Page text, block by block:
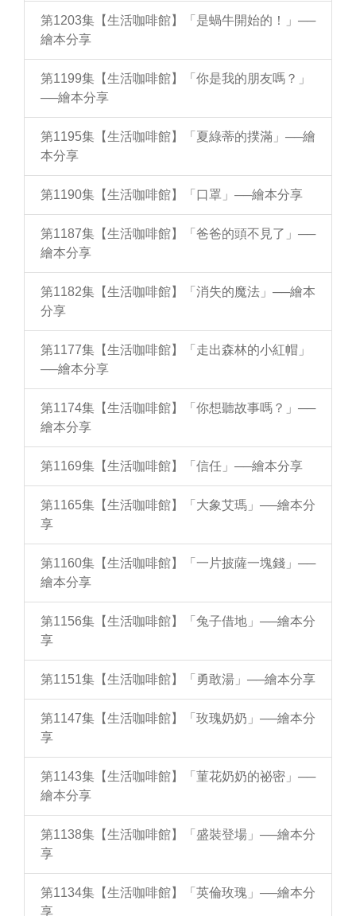
第1203集【生活咖啡館】「是蝸牛開始的！」──
繪本分享
第1199集【生活咖啡館】「你是我的朋友嗎？」
──繪本分享
第1195集【生活咖啡館】「夏綠蒂的撲滿」──繪
本分享
第1190集【生活咖啡館】「口罩」──繪本分享
第1187集【生活咖啡館】「爸爸的頭不見了」──
繪本分享
第1182集【生活咖啡館】「消失的魔法」──繪本
分享
第1177集【生活咖啡館】「走出森林的小紅帽」
──繪本分享
第1174集【生活咖啡館】「你想聽故事嗎？」──
繪本分享
第1169集【生活咖啡館】「信任」──繪本分享
第1165集【生活咖啡館】「大象艾瑪」──繪本分
享
第1160集【生活咖啡館】「一片披薩一塊錢」──
繪本分享
第1156集【生活咖啡館】「兔子借地」──繪本分
享
第1151集【生活咖啡館】「勇敢湯」──繪本分享
第1147集【生活咖啡館】「玫瑰奶奶」──繪本分
享
第1143集【生活咖啡館】「菫花奶奶的祕密」──
繪本分享
第1138集【生活咖啡館】「盛裝登場」──繪本分
享
第1134集【生活咖啡館】「英倫玫瑰」──繪本分
享